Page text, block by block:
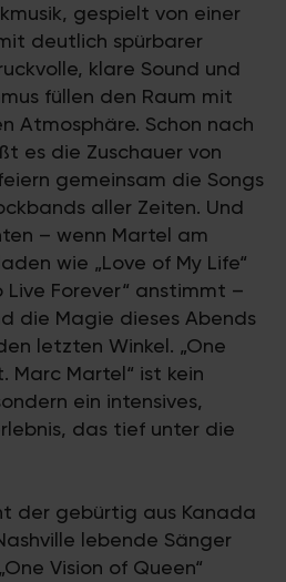
gespielt von einer
deutlich spürbarer
klare Sound und
füllen den Raum mit
Atmosphäre. Schon nach
es die Zuschauer von
gemeinsam die Songs
aller Zeiten. Und
– wenn Martel am
wie „Love of My Life“
Forever“ anstimmt –
die Magie dieses Abends
letzten Winkel. „One
Marc Martel“ ist kein
ein intensives,
das tief unter die
der gebürtig aus Kanada
lebende Sänger
Vision of Queen“